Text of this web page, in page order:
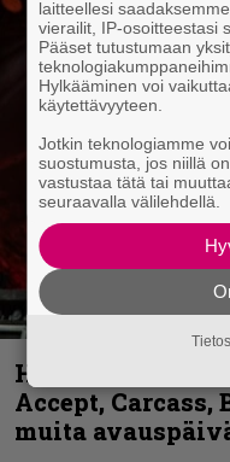
Hellsinki Metal
Accept, Carcass,
muita
laitteellesi
vierailit, IP-osoitteestasi
Pääset tutustumaan
Hylkääminen voi
käytettävyyteen.
Jotkin teknologiamme
suostumusta, jos niillä
vastustaa tätä tai
seuraavalla välilehdellä.